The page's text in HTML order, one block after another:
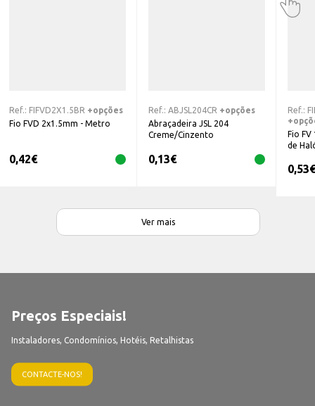
Ref.: FIFVD2X1.5BR +opções
Fio FVD 2x1.5mm - Metro
0,42€
Ref.: ABJSL204CR +opções
Abraçadeira JSL 204
Creme/Cinzento
0,13€
Ref.:
Fio FV
de
0,53€
Ver mais
Preços Especiais!
Instaladores, Condomínios, Hotéis, Retalhistas
CONTACTE-NOS!